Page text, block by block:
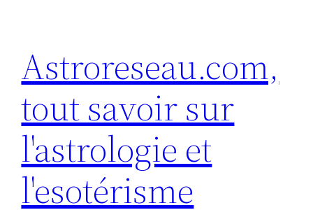
contenu
Astroreseau.com,
tout savoir sur
l'astrologie et
l'esotérisme